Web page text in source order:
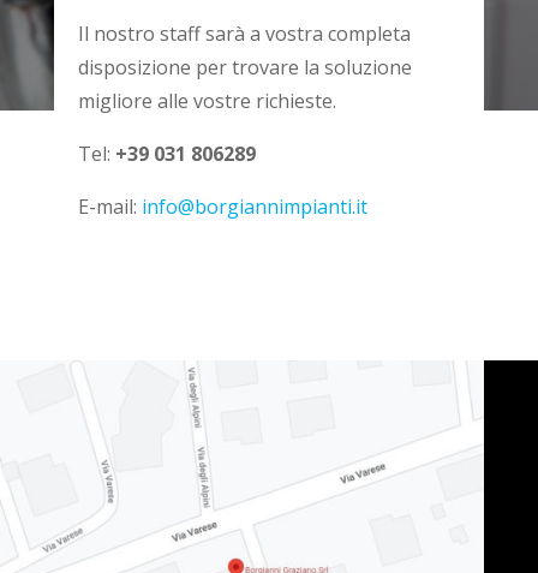
Il nostro staff sarà a vostra completa
disposizione per trovare la soluzione
migliore alle vostre richieste.
Tel: +39 031 806289
E-mail: info@borgiannimpianti.it